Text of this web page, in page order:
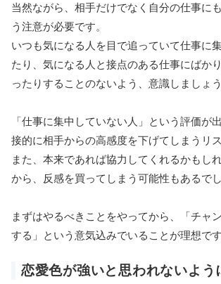
当然ながら、相手だけでなく自分の仕事に
う注意が必要です。
いつも気になる人を目で追っていて仕事に
たり、気になる人と接点のある仕事にばか
ったりすることのないよう、意識しましょう
「仕事に集中していない人」という評価が
接的に相手からの高感度を下げてしまうリ
また、本来であれば協力してくれるかもし
から、反感を買ってしまう可能性もあるでし
まずはやるべきことをやってから、「チャ
する」という意気込みでいることが理想です
恋愛色が強いと思われないよう